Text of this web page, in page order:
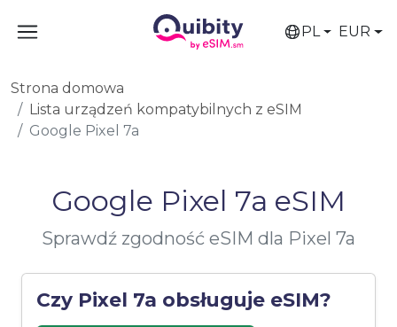
PL EUR
Strona domowa
Lista urządzeń kompatybilnych z eSIM
Google Pixel 7a
Google Pixel 7a eSIM
Sprawdź zgodność eSIM dla Pixel 7a
Czy Pixel 7a obsługuje eSIM?